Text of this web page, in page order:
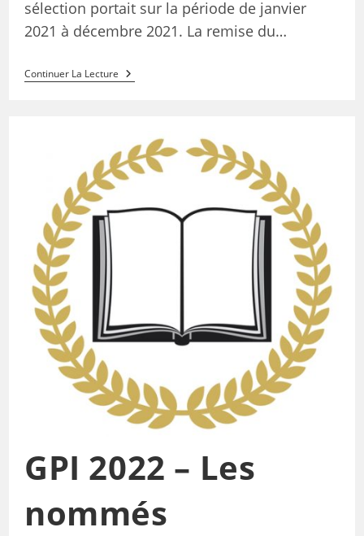
sélection portait sur la période de janvier
2021 à décembre 2021. La remise du…
Continuer La Lecture
GPI 2022 – Les
nommés